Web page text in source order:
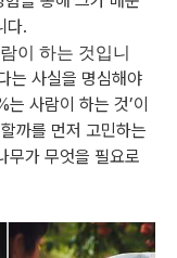
다.
이 하는 것입니
는 사실을 명심해야
사람이 하는 것’이
까를 먼저 고민하는
무가 무엇을 필요로